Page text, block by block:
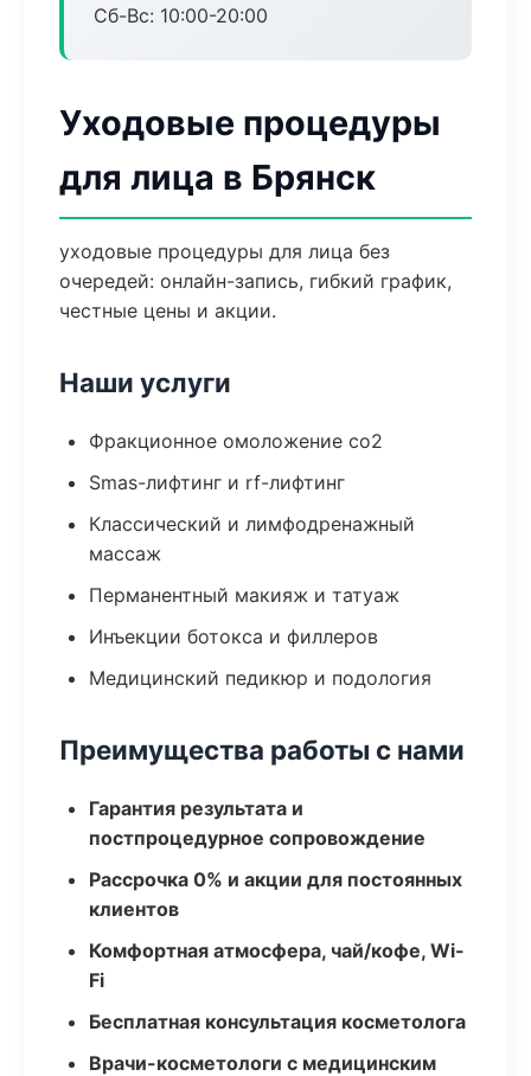
Сб-Вс: 10:00-20:00
Уходовые процедуры
для лица в Брянск
уходовые процедуры для лица без
очередей: онлайн-запись, гибкий график,
честные цены и акции.
Наши услуги
Фракционное омоложение co2
Smas-лифтинг и rf-лифтинг
Классический и лимфодренажный
массаж
Перманентный макияж и татуаж
Инъекции ботокса и филлеров
Медицинский педикюр и подология
Преимущества работы с нами
Гарантия результата и
постпроцедурное сопровождение
Рассрочка 0% и акции для постоянных
клиентов
Комфортная атмосфера, чай/кофе, Wi-
Fi
Бесплатная консультация косметолога
Врачи-косметологи с медицинским